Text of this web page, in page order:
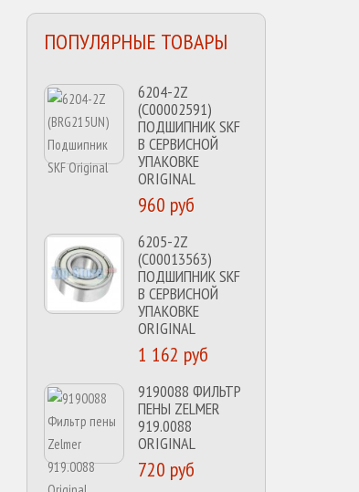
ПОПУЛЯРНЫЕ ТОВАРЫ
6204-2Z
(C00002591)
ПОДШИПНИК SKF
В СЕРВИСНОЙ
УПАКОВКЕ
ORIGINAL
960 руб
6205-2Z
(C00013563)
ПОДШИПНИК SKF
В СЕРВИСНОЙ
УПАКОВКЕ
ORIGINAL
1 162 руб
9190088 ФИЛЬТР
ПЕНЫ ZELMER
919.0088
ORIGINAL
720 руб